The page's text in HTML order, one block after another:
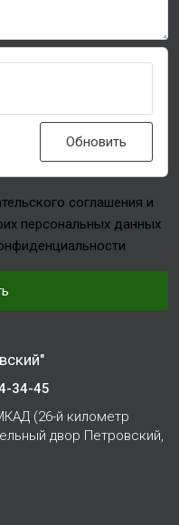
Обновить
соглашения и
персональных данных
34-45
(26-й километр
двор Петровский,